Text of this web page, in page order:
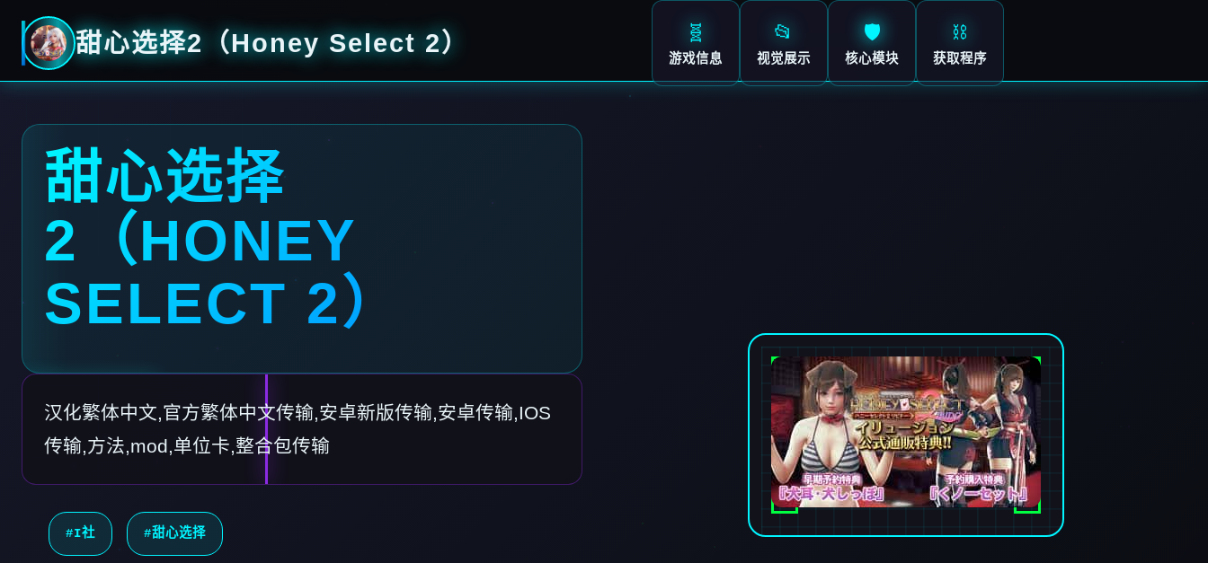
甜心选择2（Honey Select 2） 🧬
游戏信息
📂
视觉展示
🛡️
核心模块
⛓️
获取程序
甜心选择
2（HONEY
SELECT 2）
汉化繁体中文,官方繁体中文传输,安卓新版传输,安卓传输,IOS
传输,方法,mod,单位卡,整合包传输
#I社 #甜心选择